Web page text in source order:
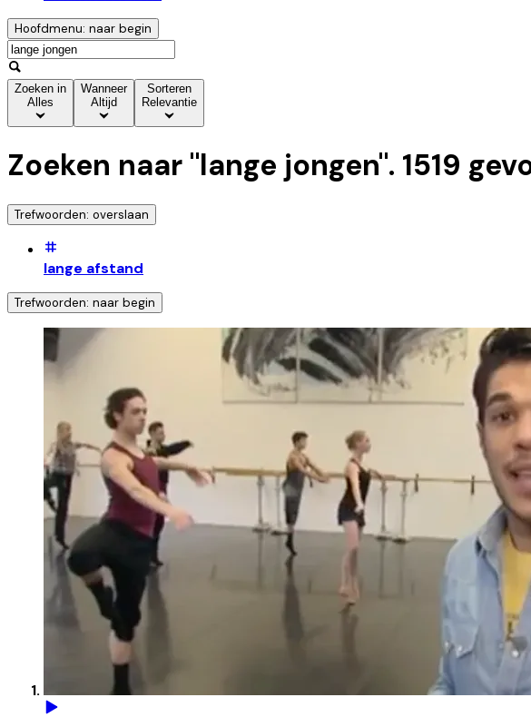
Hoofdmenu: naar begin
Zoeken in
Alles
Wanneer
Altijd
Sorteren
Relevantie
Zoeken naar "lange jongen". 1519
Trefwoorden: overslaan
lange afstand
Trefwoorden: naar begin